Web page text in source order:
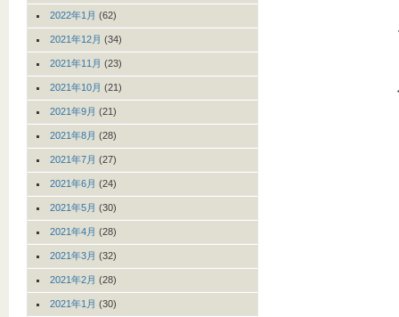
2022年1月 (62)
2021年12月 (34)
2021年11月 (23)
2021年10月 (21)
2021年9月 (21)
2021年8月 (28)
2021年7月 (27)
2021年6月 (24)
2021年5月 (30)
2021年4月 (28)
2021年3月 (32)
2021年2月 (28)
2021年1月 (30)